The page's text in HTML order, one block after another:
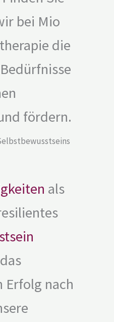
bei Mio
die
fördern.
als
Erfolg nach